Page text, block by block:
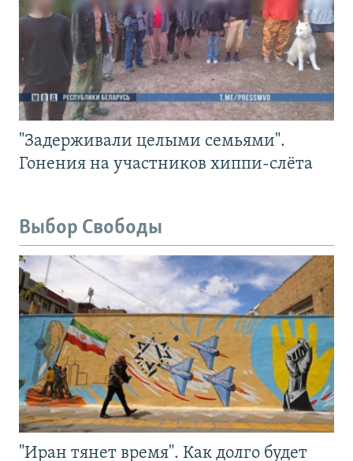
"Задерживали целыми семьями".
Гонения на участников хиппи-слёта
Выбор Свободы
"Иран тянет время". Как долго будет